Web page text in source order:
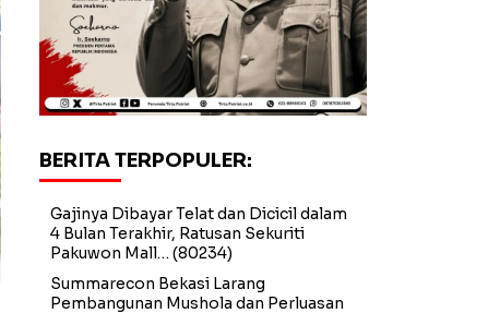
BERITA TERPOPULER:
Gajinya Dibayar Telat dan Dicicil dalam
4 Bulan Terakhir, Ratusan Sekuriti
Pakuwon Mall… (80234)
Summarecon Bekasi Larang
Pembangunan Mushola dan Perluasan